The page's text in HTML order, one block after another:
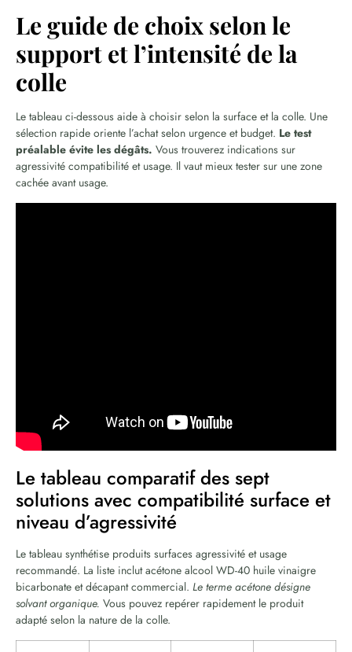
Le guide de choix selon le
support et l’intensité de la
colle
Le tableau ci-dessous aide à choisir selon la surface et la colle. Une
sélection rapide oriente l’achat selon urgence et budget. Le test
préalable évite les dégâts. Vous trouverez indications sur
agressivité compatibilité et usage. Il vaut mieux tester sur une zone
cachée avant usage.
Le tableau comparatif des sept
solutions avec compatibilité surface et
niveau d’agressivité
Le tableau synthétise produits surfaces agressivité et usage
recommandé. La liste inclut acétone alcool WD-40 huile vinaigre
bicarbonate et décapant commercial. Le terme acétone désigne
solvant organique. Vous pouvez repérer rapidement le produit
adapté selon la nature de la colle.